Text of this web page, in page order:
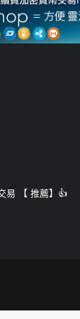
易 【 推薦】👍